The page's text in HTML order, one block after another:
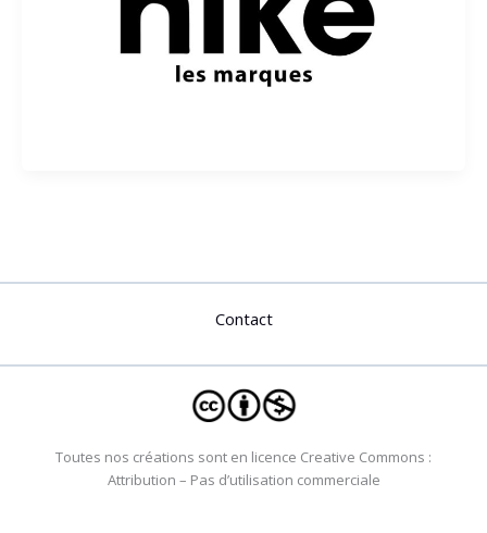
Contact
Toutes nos créations sont en licence Creative Commons :
Attribution – Pas d’utilisation commerciale